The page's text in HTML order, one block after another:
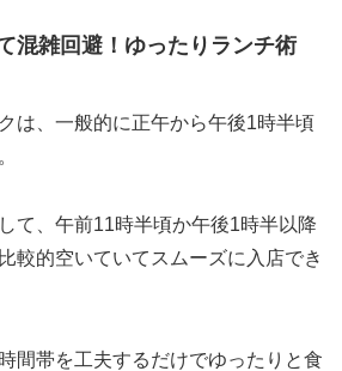
混雑回避！ゆったりランチ術
は、一般的に正午から午後1時半頃
て、午前11時半頃か午後1時半以降
較的空いていてスムーズに入店でき
間帯を工夫するだけでゆったりと食